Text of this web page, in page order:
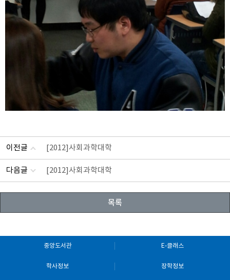
이전글 [2012]사회과학대학
다음글 [2012]사회과학대학
목록
중앙도서관 E-클래스
학사정보 장학정보